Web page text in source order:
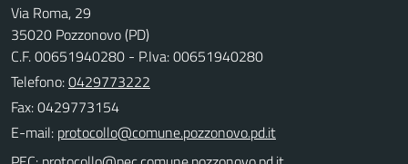
Via Roma, 29
35020 Pozzonovo (PD)
C.F. 00651940280 - P.Iva: 00651940280
Telefono:0429773222
Fax: 0429773154
E-mail: